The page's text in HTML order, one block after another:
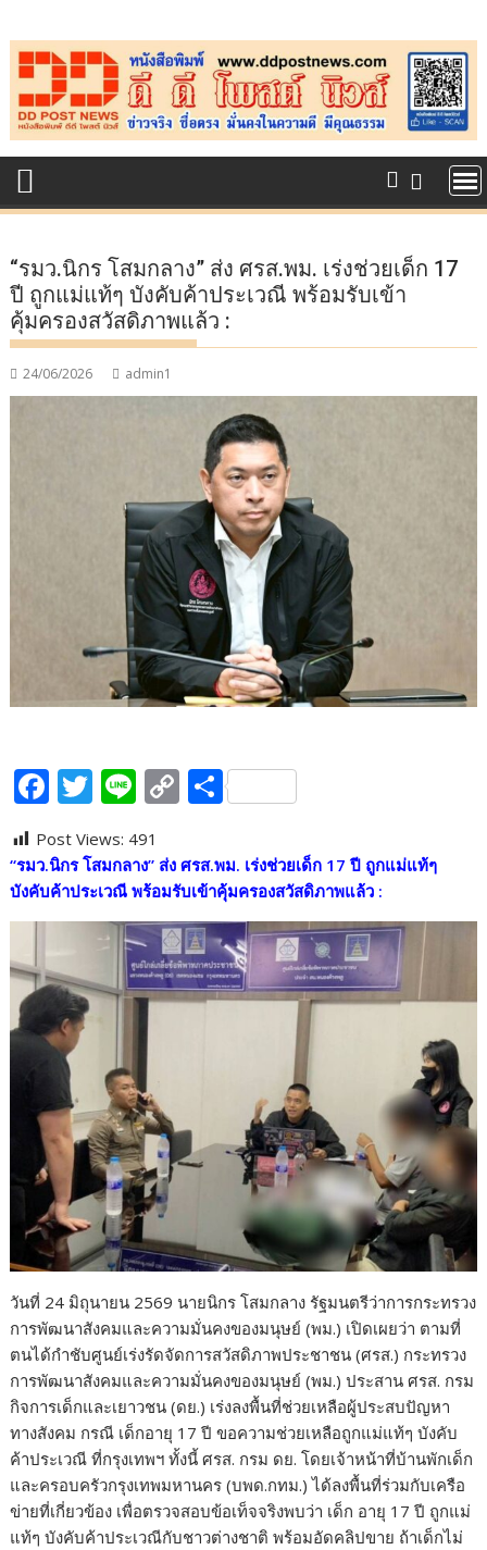
to
content
“รมว.นิกร โสมกลาง” ส่ง ศรส.พม. เร่งช่วยเด็ก 17
ปี ถูกแม่แท้ๆ บังคับค้าประเวณี พร้อมรับเข้า
คุ้มครองสวัสดิภาพแล้ว :
24/06/2026 admin1
F
ac
e
b
o
o
k
T
w
itt
er
Li
n
e
C
o
p
y
Li
n
k
S
h
ar
e
Post Views: 491
“รมว.นิกร โสมกลาง” ส่ง ศรส.พม. เร่งช่วยเด็ก 17 ปี ถูกแม่แท้ๆ
บังคับค้าประเวณี พร้อมรับเข้าคุ้มครองสวัสดิภาพแล้ว :
วันที่ 24 มิถุนายน 2569 นายนิกร โสมกลาง รัฐมนตรีว่าการกระทรวง
การพัฒนาสังคมและความมั่นคงของมนุษย์ (พม.) เปิดเผยว่า ตามที่
ตนได้กำชับศูนย์เร่งรัดจัดการสวัสดิภาพประชาชน (ศรส.) กระทรวง
การพัฒนาสังคมและความมั่นคงของมนุษย์ (พม.) ประสาน ศรส. กรม
กิจการเด็กและเยาวชน (ดย.) เร่งลงพื้นที่ช่วยเหลือผู้ประสบปัญหา
ทางสังคม กรณี เด็กอายุ 17 ปี ขอความช่วยเหลือถูกแม่แท้ๆ บังคับ
ค้าประเวณี ที่กรุงเทพฯ ทั้งนี้ ศรส. กรม ดย. โดยเจ้าหน้าที่บ้านพักเด็ก
และครอบครัวกรุงเทพมหานคร (บพด.กทม.) ได้ลงพื้นที่ร่วมกับเครือ
ข่ายที่เกี่ยวข้อง เพื่อตรวจสอบข้อเท็จจริงพบว่า เด็ก อายุ 17 ปี ถูกแม่
แท้ๆ บังคับค้าประเวณีกับชาวต่างชาติ พร้อมอัดคลิปขาย ถ้าเด็กไม่